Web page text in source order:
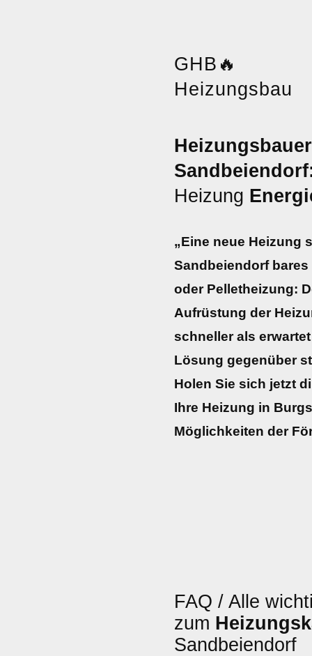
GHB 🔥
Heizungsbau
Heizung
„Eine neue Heizung
Sandbeiendorf bares
oder Pelletheizung:
Aufrüstung der
schneller als
Lösung gegenüber
Holen Sie sich jetzt
Ihre Heizung in
Möglichkeiten der
FAQ / Alle
zum
Sandbeiendorf